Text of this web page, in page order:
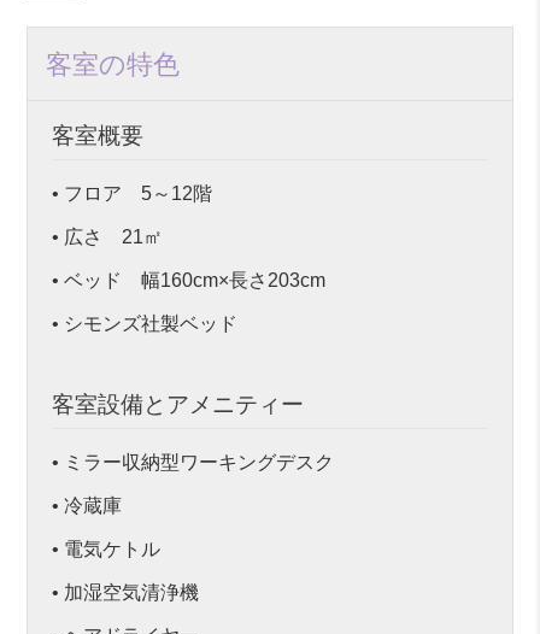
客室の特色
客室概要
• フロア 5～12階
• 広さ 21㎡
• ベッド 幅160cm×長さ203cm
• シモンズ社製ベッド
客室設備とアメニティー
• ミラー収納型ワーキングデスク
• 冷蔵庫
• 電気ケトル
• 加湿空気清浄機